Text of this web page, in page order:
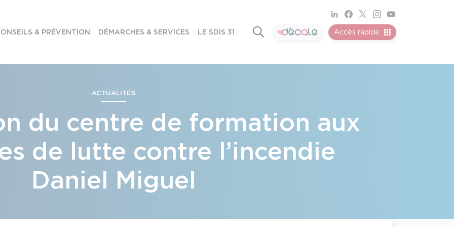
& PRÉVENTION DÉMARCHES & SERVICES LE SDIS 31 Accès rapide
ACTUALITÉS
du centre de formation aux
de lutte contre l’incendie
Daniel Miguel